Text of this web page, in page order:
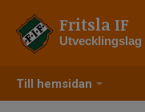
Till hemsidan
Fritsla IF
Utvecklingslag